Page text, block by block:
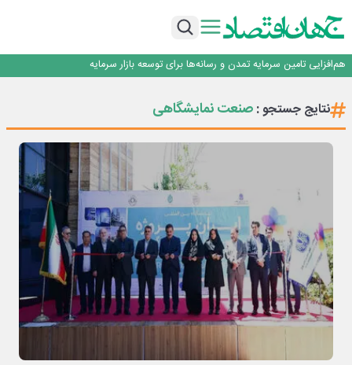
با هدف ارتقای توان فناورانه صنعت فولاد انجام شد؛ پیوند ظرفیت‌های علمی فولاد
اجتماعی و اثرگذاری اجتماعی
هم‌افزایی تامین سرمایه تمدن و رسانه‌ها برای توسعه بازار سرمایه
تداوم اعتماد قرارگاه سازندگی خاتم‌الانبیا به بیمه دی برای پنجمین سال متوالی
با هدف ارتقای توان فناورانه صنعت فولاد انجام شد؛ پیوند ظرفیت‌های علمی فولاد
نتایج جستجو :صنعت نمایشگاهی